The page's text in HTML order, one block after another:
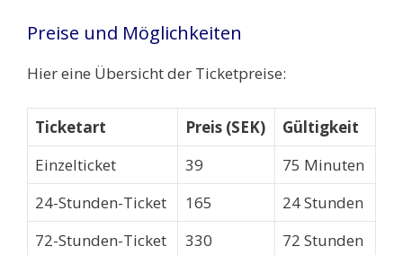
Preise und Möglichkeiten
Hier eine Übersicht der Ticketpreise:
Ticketart Preis (SEK)
Gültigkeit
Einzelticket
39
75 Minuten
24-Stunden-Ticket
165
24 Stunden
72-Stunden-Ticket
330
72 Stunden